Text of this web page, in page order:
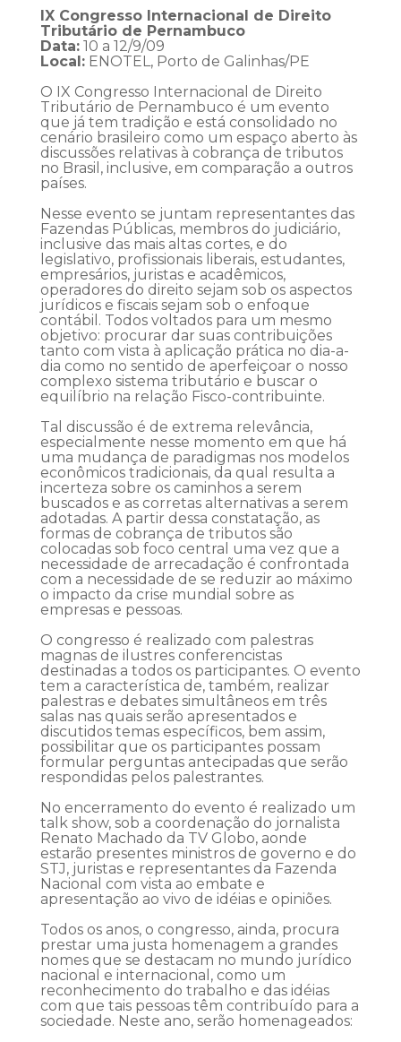
IX Congresso Internacional de Direito
Tributário de Pernambuco
Data:10 a 12/9/09
Local:ENOTEL, Porto de Galinhas/PE
O IX Congresso Internacional de Direito
Tributário de Pernambuco é um evento
que já tem tradição e está consolidado no
cenário brasileiro como um espaço aberto às
discussões relativas à cobrança de tributos
no Brasil, inclusive, em comparação a outros
países.
Nesse evento se juntam representantes das
Fazendas Públicas, membros do judiciário,
inclusive das mais altas cortes, e do
legislativo, profissionais liberais, estudantes,
empresários, juristas e acadêmicos,
operadores do direito sejam sob os aspectos
jurídicos e fiscais sejam sob o enfoque
contábil. Todos voltados para um mesmo
objetivo: procurar dar suas contribuições
tanto com vista à aplicação prática no dia-a-
dia como no sentido de aperfeiçoar o nosso
complexo sistema tributário e buscar o
equilíbrio na relação Fisco-contribuinte.
Tal discussão é de extrema relevância,
especialmente nesse momento em que há
uma mudança de paradigmas nos modelos
econômicos tradicionais, da qual resulta a
incerteza sobre os caminhos a serem
buscados e as corretas alternativas a serem
adotadas. A partir dessa constatação, as
formas de cobrança de tributos são
colocadas sob foco central uma vez que a
necessidade de arrecadação é confrontada
com a necessidade de se reduzir ao máximo
o impacto da crise mundial sobre as
empresas e pessoas.
O congresso é realizado com palestras
magnas de ilustres conferencistas
destinadas a todos os participantes. O evento
tem a característica de, também, realizar
palestras e debates simultâneos em três
salas nas quais serão apresentados e
discutidos temas específicos, bem assim,
possibilitar que os participantes possam
formular perguntas antecipadas que serão
respondidas pelos palestrantes.
No encerramento do evento é realizado um
talk show, sob a coordenação do jornalista
Renato Machado da TV Globo, aonde
estarão presentes ministros de governo e do
STJ, juristas e representantes da Fazenda
Nacional com vista ao embate e
apresentação ao vivo de idéias e opiniões.
Todos os anos, o congresso, ainda, procura
prestar uma justa homenagem a grandes
nomes que se destacam no mundo jurídico
nacional e internacional, como um
reconhecimento do trabalho e das idéias
com que tais pessoas têm contribuído para a
sociedade. Neste ano, serão homenageados: